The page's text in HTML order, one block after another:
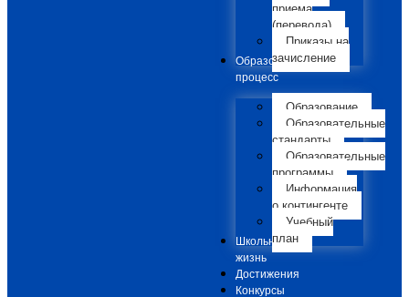
приема
(перевода)
Приказы на
зачисление
Образовательный
процесс
Образование
Образовательные
стандарты
Образовательные
программы
Информация
о контингенте
Учебный
план
Школьная
жизнь
Достижения
Конкурсы